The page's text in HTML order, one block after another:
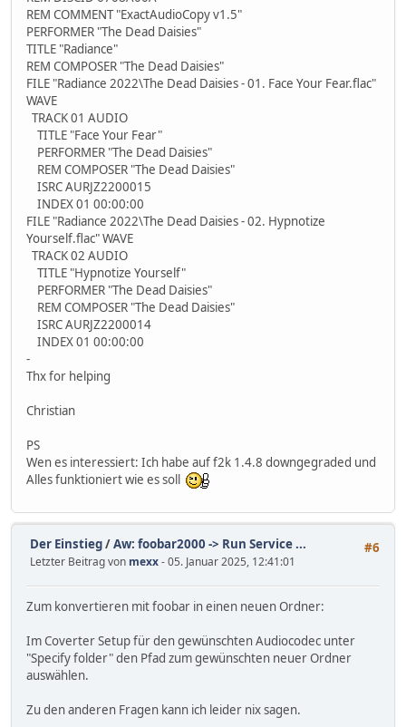
REM COMMENT "ExactAudioCopy v1.5"
PERFORMER "The Dead Daisies"
TITLE "Radiance"
REM COMPOSER "The Dead Daisies"
FILE "Radiance 2022\The Dead Daisies - 01. Face Your Fear.flac"
WAVE
TRACK 01 AUDIO
TITLE "Face Your Fear"
PERFORMER "The Dead Daisies"
REM COMPOSER "The Dead Daisies"
ISRC AURJZ2200015
INDEX 01 00:00:00
FILE "Radiance 2022\The Dead Daisies - 02. Hypnotize
Yourself.flac" WAVE
TRACK 02 AUDIO
TITLE "Hypnotize Yourself"
PERFORMER "The Dead Daisies"
REM COMPOSER "The Dead Daisies"
ISRC AURJZ2200014
INDEX 01 00:00:00
-
Thx for helping
Christian
PS
Wen es interessiert: Ich habe auf f2k 1.4.8 downgegraded und
Alles funktioniert wie es soll
#6
Der Einstieg/Aw: foobar2000 -> Run Service ...
Letzter Beitrag von mexx- 05. Januar 2025, 12:41:01
Zum konvertieren mit foobar in einen neuen Ordner:
Im Coverter Setup für den gewünschten Audiocodec unter
"Specify folder" den Pfad zum gewünschten neuer Ordner
auswählen.
Zu den anderen Fragen kann ich leider nix sagen.